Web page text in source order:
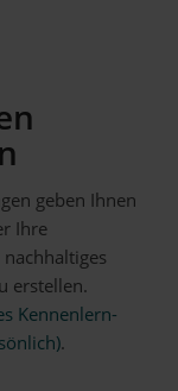
geben Ihnen
Ihre
erstellen.
Kennenlern-
.